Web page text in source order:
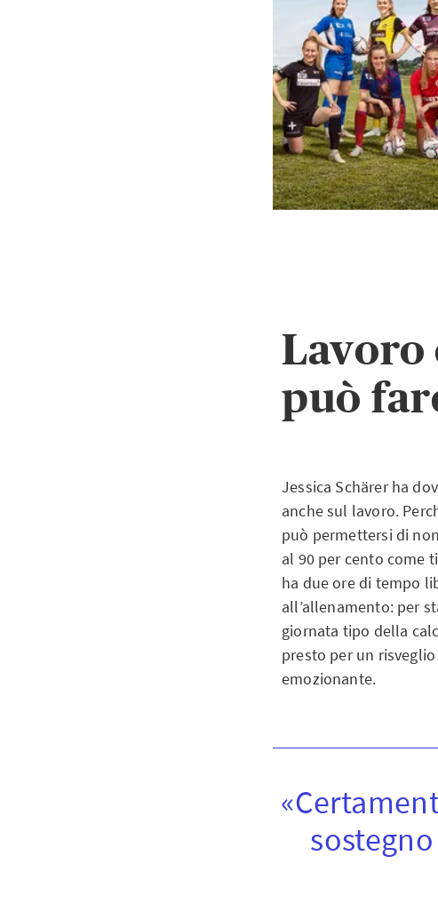
Lavoro
può
Jessica Schärer ha
anche sul lavoro.
può permettersi di
al 90 per cento come
ha due ore di tempo
all’allenamento: per
giornata tipo della
presto per un
emozionante.